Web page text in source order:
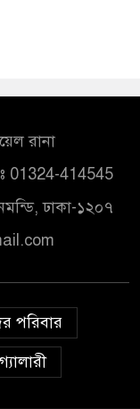
রানা
01324-414545
ঢাকা-১২০৭
পরিবার